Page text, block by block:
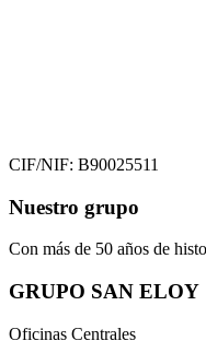
CIF/NIF: B90025511
Nuestro grupo
Con más de 50 años de
GRUPO SAN ELOY
Oficinas Centrales